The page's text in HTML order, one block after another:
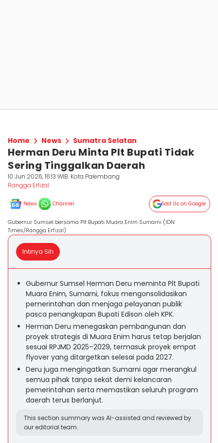
Home News Sumatra Selatan
Herman Deru Minta Plt Bupati Tidak
Sering Tinggalkan Daerah
10 Jun 2026, 16:13 WIB Kota Palembang
Rangga Erfizal
News Channel Add Us on Google
Gubernur Sumsel bersama Plt Bupati Muara Enim Sumarni (IDN
Times/Rangga Erfizal)
Intinya Sih
Gubernur Sumsel Herman Deru meminta Plt Bupati
Muara Enim, Sumarni, fokus mengonsolidasikan
pemerintahan dan menjaga pelayanan publik
pasca penangkapan Bupati Edison oleh KPK.
Herman Deru menegaskan pembangunan dan
proyek strategis di Muara Enim harus tetap berjalan
sesuai RPJMD 2025–2029, termasuk proyek empat
flyover yang ditargetkan selesai pada 2027.
Deru juga mengingatkan Sumarni agar merangkul
semua pihak tanpa sekat demi kelancaran
pemerintahan serta memastikan seluruh program
daerah terus berlanjut.
This section summary was AI-assisted and reviewed by
our editorial team.